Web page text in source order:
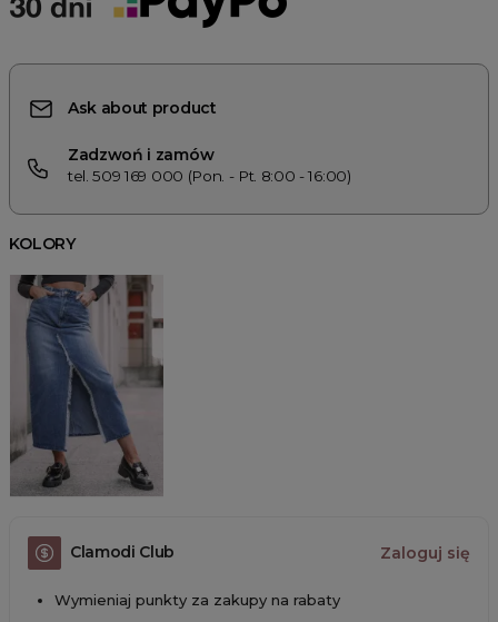
Ask about product
Zadzwoń i zamów
tel. 509 169 000 (Pon. - Pt. 8:00 - 16:00)
KOLORY
Clamodi Club Zaloguj się
Wymieniaj punkty za zakupy na rabaty